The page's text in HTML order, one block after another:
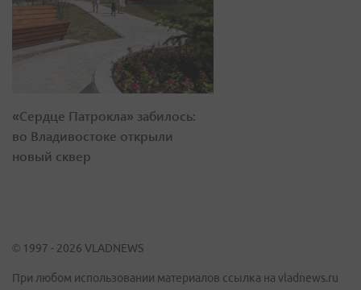
«Сердце Патрокла» забилось:
во Владивостоке открыли
новый сквер
© 1997 - 2026 VLADNEWS
При любом использовании материалов ссылка на vladnews.ru